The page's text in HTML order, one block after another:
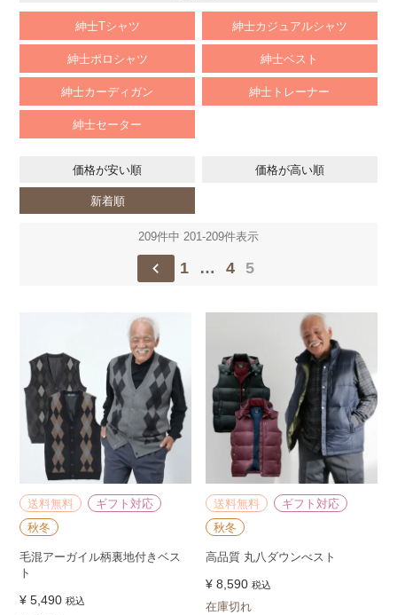
紳士Tシャツ 紳士カジュアルシャツ
紳士ポロシャツ 紳士ベスト
紳士カーディガン 紳士トレーナー
紳士セーター
価格が安い順 価格が高い順
新着順
209件中 201-209件表示
1 … 4 5
送料無料
ギフト対応
秋冬
毛混アーガイル柄裏地付きベス
ト
¥ 5,490 税込
送料無料
ギフト対応
秋冬
高品質 丸八ダウンべスト
¥ 8,590 税込
在庫切れ